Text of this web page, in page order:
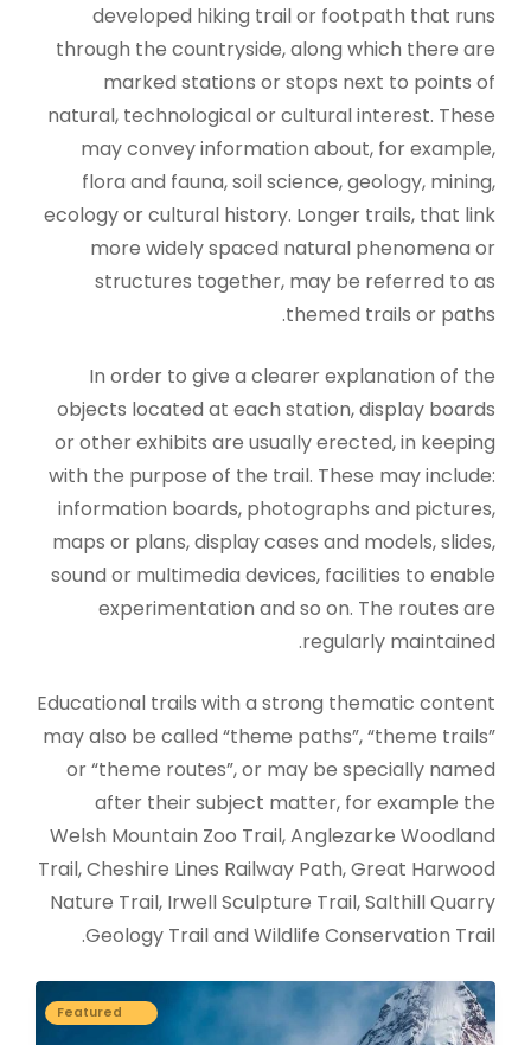
developed hiking trail or footpath that runs
through the countryside, along which there are
marked stations or stops next to points of
natural, technological or cultural interest. These
may convey information about, for example,
flora and fauna, soil science, geology, mining,
ecology or cultural history. Longer trails, that link
more widely spaced natural phenomena or
structures together, may be referred to as
themed trails or paths.
In order to give a clearer explanation of the
objects located at each station, display boards
or other exhibits are usually erected, in keeping
with the purpose of the trail. These may include:
information boards, photographs and pictures,
maps or plans, display cases and models, slides,
sound or multimedia devices, facilities to enable
experimentation and so on. The routes are
regularly maintained.
Educational trails with a strong thematic content
may also be called “theme paths”, “theme trails”
or “theme routes”, or may be specially named
after their subject matter, for example the
Welsh Mountain Zoo Trail, Anglezarke Woodland
Trail, Cheshire Lines Railway Path, Great Harwood
Nature Trail, Irwell Sculpture Trail, Salthill Quarry
Geology Trail and Wildlife Conservation Trail.
Featured